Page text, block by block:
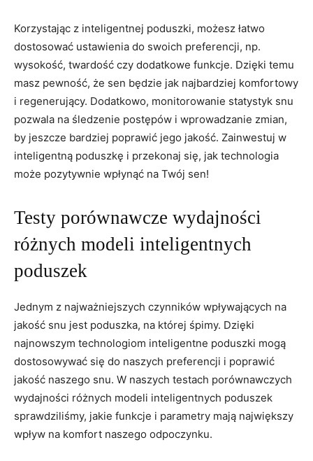
Korzystając‌ z ​inteligentnej poduszki, możesz łatwo
dostosować​ ustawienia do⁢ swoich preferencji, np.
wysokość, ⁢twardość czy dodatkowe funkcje. Dzięki temu
masz pewność, ⁢że‌ sen będzie jak najbardziej komfortowy
i regenerujący. Dodatkowo, monitorowanie statystyk snu
pozwala‌ na ⁤śledzenie postępów i wprowadzanie zmian,
by jeszcze bardziej poprawić jego‌ jakość. Zainwestuj​ w
inteligentną poduszkę i ⁢przekonaj się, jak technologia
może pozytywnie ‍wpłynąć ​na Twój sen!
Testy porównawcze wydajności
różnych ​modeli inteligentnych
poduszek
Jednym ⁣z najważniejszych czynników wpływających na
jakość ‍snu jest poduszka, ‍na ​której śpimy. Dzięki
najnowszym technologiom inteligentne poduszki mogą
dostosowywać się do naszych preferencji i poprawić
‌jakość naszego snu. W naszych testach porównawczych
wydajności ‌różnych modeli inteligentnych ​poduszek
sprawdziliśmy, jakie funkcje i ​parametry‍ mają największy
wpływ na komfort naszego odpoczynku.